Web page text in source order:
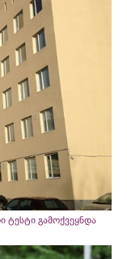
ტესტი გამოქვეყნდა